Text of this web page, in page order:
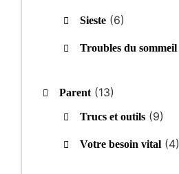
Sieste (6)
Troubles du sommeil
Parent (13)
Trucs et outils (9)
Votre besoin vital (4)